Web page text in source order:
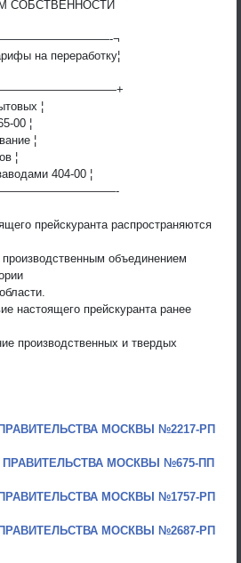
СОБСТВЕННОСТИ
¬
на переработку¦
¦
00 ¦
¦
¦
404-00 ¦
прейскуранта распространяются
объединением
настоящего прейскуранта ранее
производственных и твердых
МОСКВЫ №2217-РП
МОСКВЫ №675-ПП
МОСКВЫ №1757-РП
МОСКВЫ №2687-РП